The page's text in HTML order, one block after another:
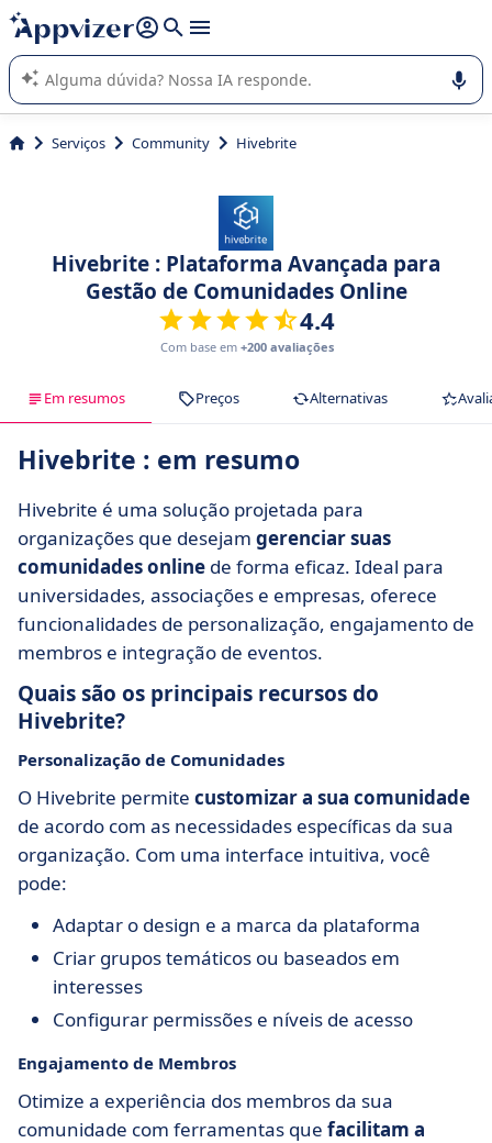
de nossa IA (várias linhas com
A IA do Appvizer o orienta no uso ou na seleção de software
SaaS para sua empresa.
Serviços Community Hivebrite
Hivebrite : Plataforma Avançada para
Gestão de Comunidades Online
4.4
Com base em +200 avaliações
Em resumos Preços Alternativas
Hivebrite : em resumo
Hivebrite é uma solução projetada para
organizações que desejam gerenciar suas
comunidades online de forma eficaz. Ideal para
universidades, associações e empresas, oferece
funcionalidades de personalização, engajamento de
membros e integração de eventos.
Quais são os principais recursos do
Hivebrite?
Personalização de Comunidades
O Hivebrite permite customizar a sua comunidade
de acordo com as necessidades específicas da sua
organização. Com uma interface intuitiva, você
pode:
Adaptar o design e a marca da plataforma
Criar grupos temáticos ou baseados em
interesses
Configurar permissões e níveis de acesso
Engajamento de Membros
Otimize a experiência dos membros da sua
comunidade com ferramentas que facilitam a